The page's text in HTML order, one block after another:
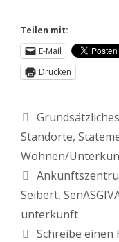
Teilen mit:
E-Mail
Drucken
Grundsätzliches
Standorte,
Wohnen/
Seibert,
unterkunft
Schreibe einen